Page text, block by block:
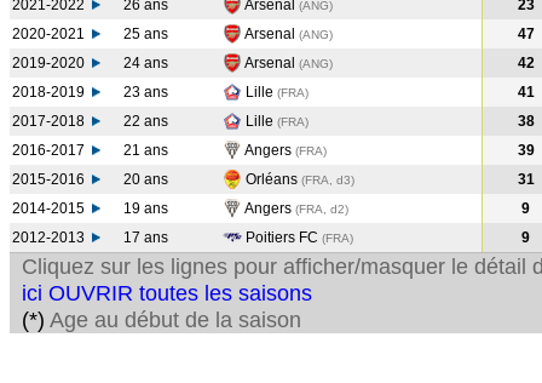
2021-2022
26 ans Arsenal (ANG)
23
2020-2021
25 ans Arsenal (ANG)
47
2019-2020
24 ans Arsenal (ANG)
42
2018-2019
23 ans Lille (FRA)
41
2017-2018
22 ans Lille (FRA)
38
2016-2017
21 ans Angers (FRA)
39
2015-2016
20 ans Orléans (FRA, d3)
31
2014-2015
19 ans Angers (FRA, d2)
9
2012-2013
17 ans Poitiers FC (FRA) 9
Cliquez sur les lignes pour afficher/masquer le détail
ici OUVRIR toutes les saisons
(*) Age au début de la saison